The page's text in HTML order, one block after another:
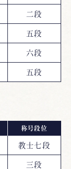
二段
五段
六段
五段
称号段位
教士七段
三段